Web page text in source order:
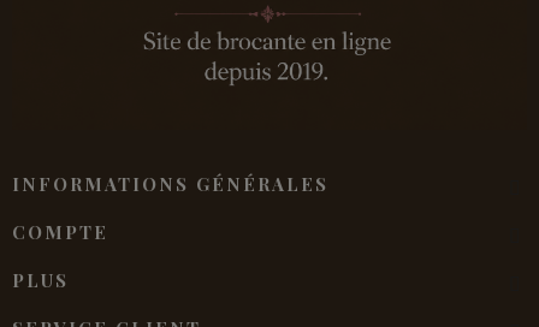
INFORMATIONS GÉNÉRALES
COMPTE
PLUS